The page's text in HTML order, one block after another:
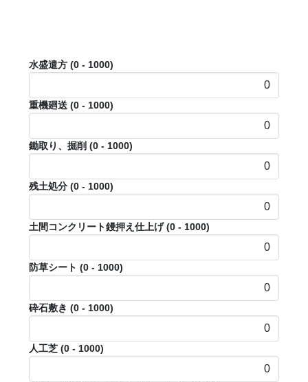
水盛遣方 (0 - 1000)
重機廻送 (0 - 1000)
鋤取り、掘削 (0 - 1000)
残土処分 (0 - 1000)
土間コンクリート鏝押え仕上げ(0 - 1000)
防草シート (0 - 1000)
砕石敷き (0 - 1000)
人工芝 (0 - 1000)